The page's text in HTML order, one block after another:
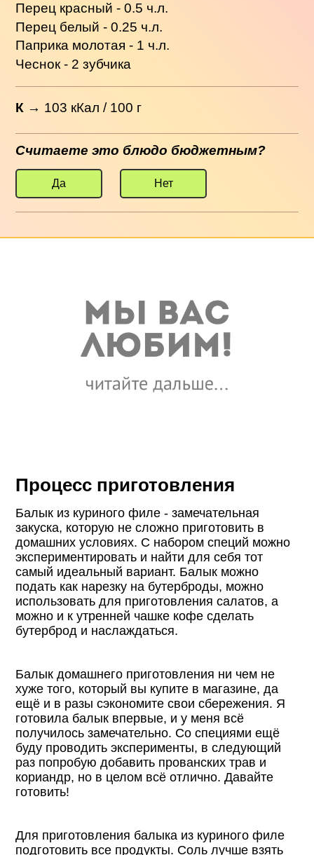
Перец красный - 0.5 ч.л.
Перец белый - 0.25 ч.л.
Паприка молотая - 1 ч.л.
Чеснок - 2 зубчика
К → 103 кКал / 100 г
Считаете это блюдо бюджетным?
Да Нет
Процесс приготовления
Балык из куриного филе - замечательная
закуска, которую не сложно приготовить в
домашних условиях. С набором специй можно
экспериментировать и найти для себя тот
самый идеальный вариант. Балык можно
подать как нарезку на бутерброды, можно
использовать для приготовления салатов, а
можно и к утренней чашке кофе сделать
бутерброд и наслаждаться.
Балык домашнего приготовления ни чем не
хуже того, который вы купите в магазине, да
ещё и в разы сэкономите свои сбережения. Я
готовила балык впервые, и у меня всё
получилось замечательно. Со специями ещё
буду проводить эксперименты, в следующий
раз попробую добавить прованских трав и
кориандр, но в целом всё отлично. Давайте
готовить!
Для приготовления балыка из куриного филе
подготовить все продукты. Соль лучше взять